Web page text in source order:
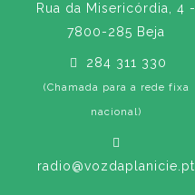
Rua da Misericórdia, 4 -
7800-285 Beja
284 311 330
(Chamada para a rede fixa
nacional)
radio@vozdaplanicie.pt